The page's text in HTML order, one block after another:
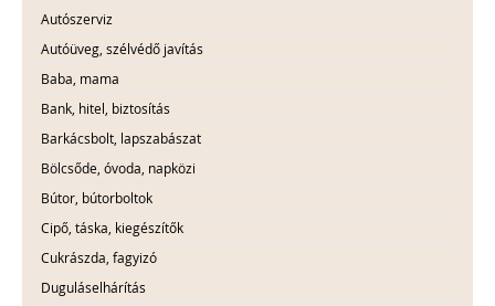
Autószerviz
Autóüveg, szélvédő javítás
Baba, mama
Bank, hitel, biztosítás
Barkácsbolt, lapszabászat
Bölcsőde, óvoda, napközi
Bútor, bútorboltok
Cipő, táska, kiegészítők
Cukrászda, fagyizó
Duguláselhárítás